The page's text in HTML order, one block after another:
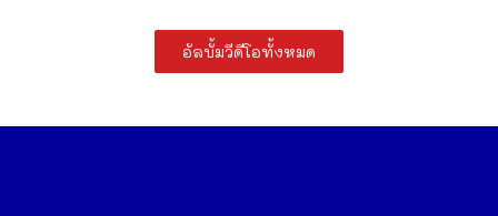
อัลบั้มวีดีโอทั้งหมด